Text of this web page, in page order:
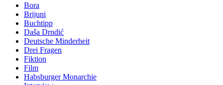
Bora
Brijuni
Buchtipp
Daša Drndić
Deutsche Minderheit
Drei Fragen
Fiktion
Film
Habsburger Monarchie